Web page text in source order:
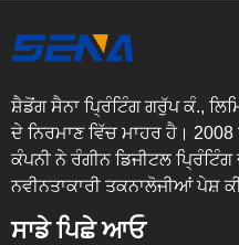
ਸ਼ੈਡੋਂਗ ਸੈਨਾ ਪ੍ਰਿੰਟਿੰਗ ਗਰੁੱਪ ਕੰ.,
ਦੇ ਨਿਰਮਾਣ ਵਿੱਚ ਮਾਹਰ ਹੈ।
ਕੰਪਨੀ ਨੇ ਰੰਗੀਨ ਡਿਜੀਟਲ
ਨਵੀਨਤਾਕਾਰੀ ਤਕਨਾਲੋਜੀਆਂ ਪੇਸ਼
ਸਾਡੇ ਪਿਛੇ ਆਓ